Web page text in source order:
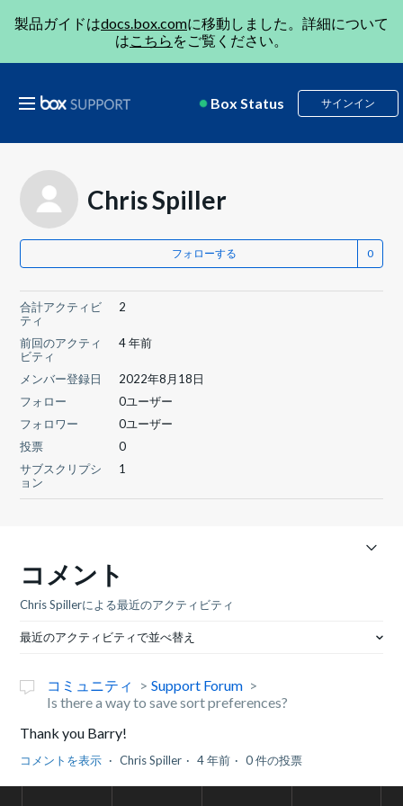
製品ガイドはdocs.box.comに移動しました。詳細について
はこちら をご覧ください。
Box Status サインイン
Chris Spiller
フォローする
合計アクティビ
ティ
2
前回のアクティ
ビティ
4 年前
メンバー登録日
2022年8月18日
フォロー
0ユーザー
フォロワー
0ユーザー
投票
0
サブスクリプシ
ョン
1
コメント
Chris Spillerによる最近のアクティビティ
最近のアクティビティで並べ替え
コミュニティ
Support Forum
Is there a way to save sort preferences?
Thank you Barry!
コメントを表示 Chris Spiller 4 年前 0 件の投票